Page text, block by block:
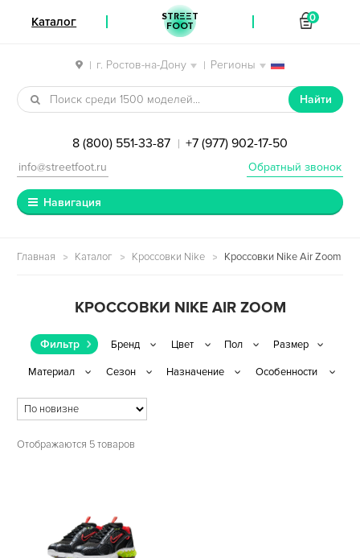
| г. Ростов-на-Дону | Регионы
Перейти к навигации
Перейти к содержимому
Найти
8 (800) 551-33-87 | +7 (977) 902-17-50
Обратный звонок
info@streetfoot.ru
Навигация
Главная Каталог Кроссовки Nike Кроссовки Nike Air Zoom
КРОССОВКИ NIKE AIR ZOOM
Фильтр
Отображаются 5 товаров
Каталог STREET
FOOT
0